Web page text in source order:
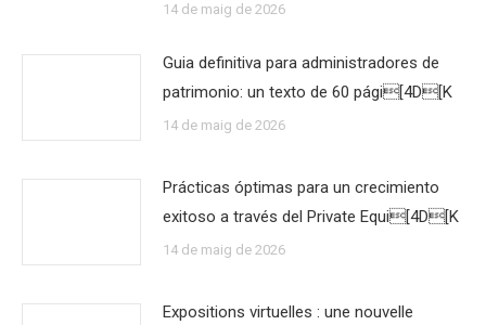
14 de maig de 2026
Guia definitiva para administradores de
patrimonio: un texto de 60 pági[4D[K
14 de maig de 2026
Prácticas óptimas para un crecimiento
exitoso a través del Private Equi[4D[K
14 de maig de 2026
Expositions virtuelles : une nouvelle